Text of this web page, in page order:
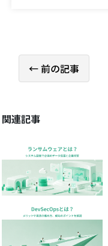
← 前の記事
関連記事